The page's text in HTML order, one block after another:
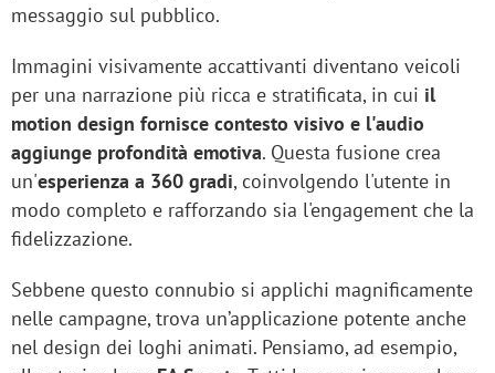
messaggio sul pubblico.
Immagini visivamente accattivanti diventano veicoli
per una narrazione più ricca e stratificata, in cui il
motion design fornisce contesto visivo e l'audio
aggiunge profondità emotiva. Questa fusione crea
un'esperienza a 360 gradi, coinvolgendo l'utente in
modo completo e rafforzando sia l'engagement che la
fidelizzazione.
Sebbene questo connubio si applichi magnificamente
nelle campagne, trova un’applicazione potente anche
nel design dei loghi animati. Pensiamo, ad esempio,